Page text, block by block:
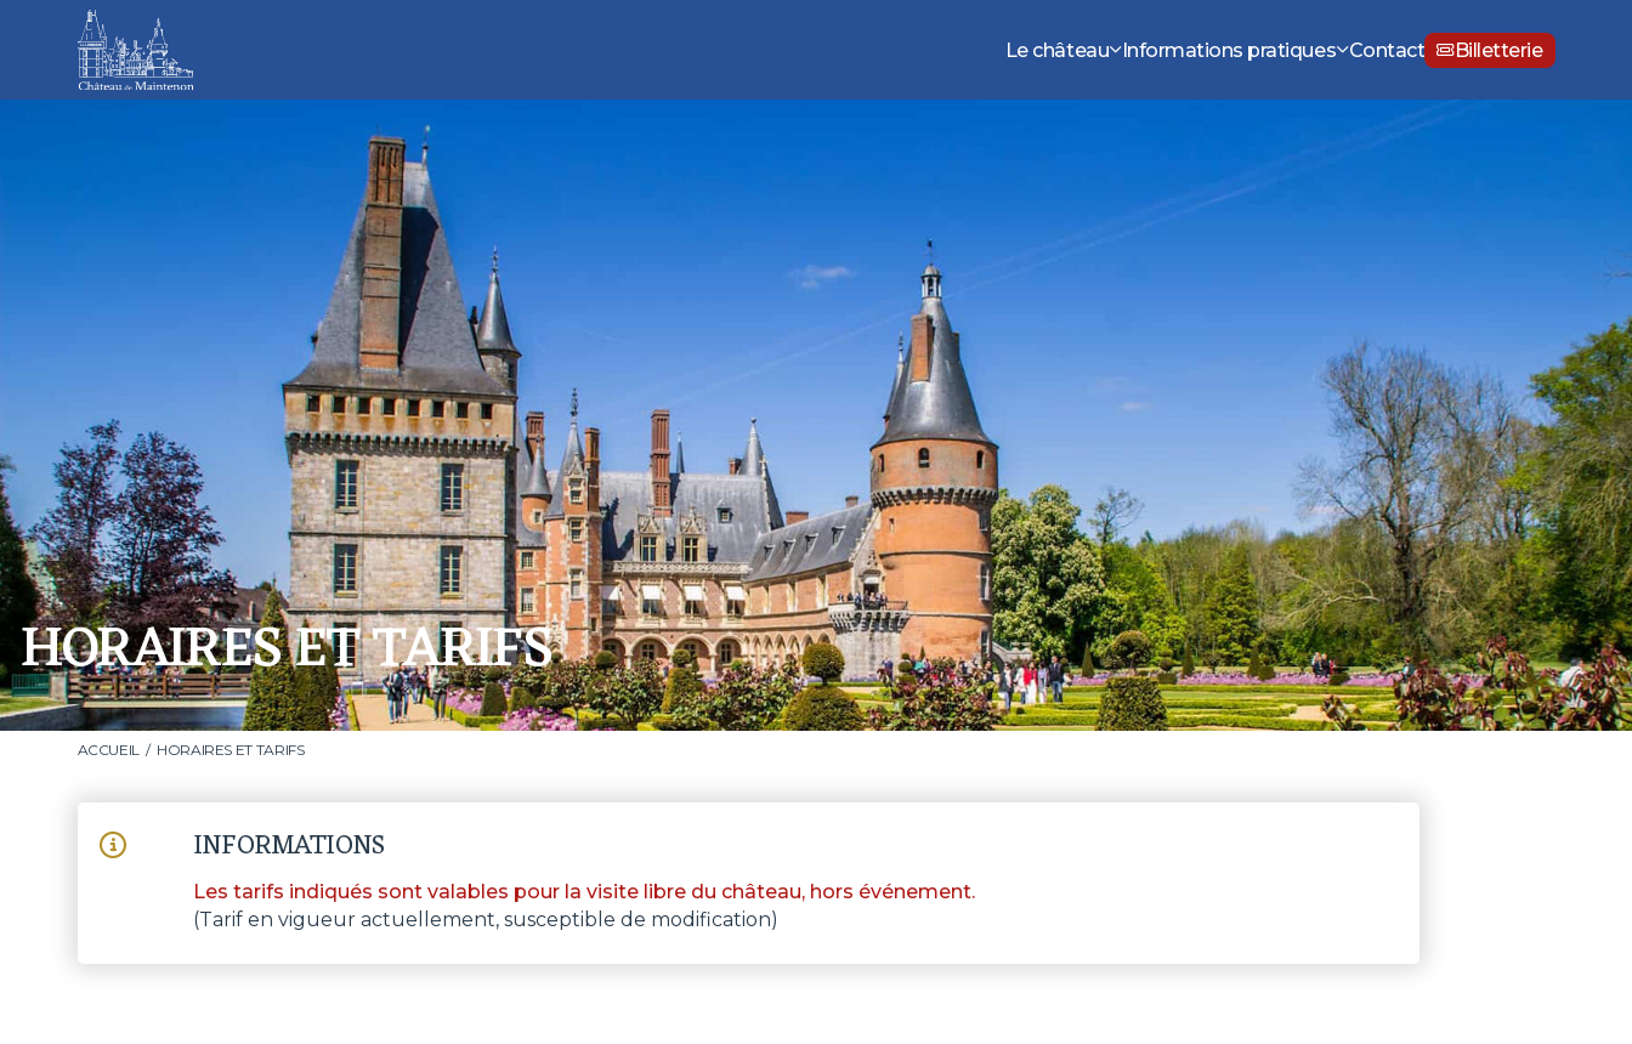
Le château Informations pratiques Contact Billetterie
HORAIRES ET TARIFS
ACCUEIL HORAIRES ET TARIFS
INFORMATIONS
Les tarifs indiqués sont valables pour la visite libre du château, hors événement.
(Tarif en vigueur actuellement, susceptible de modification)